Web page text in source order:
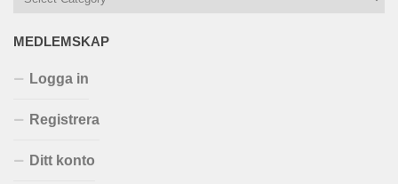
MEDLEMSKAP
Logga in
Registrera
Ditt konto